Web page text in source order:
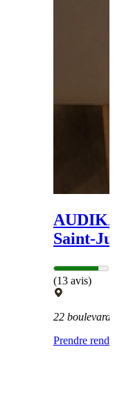
Saint-
(13 avis)
22
Prendre